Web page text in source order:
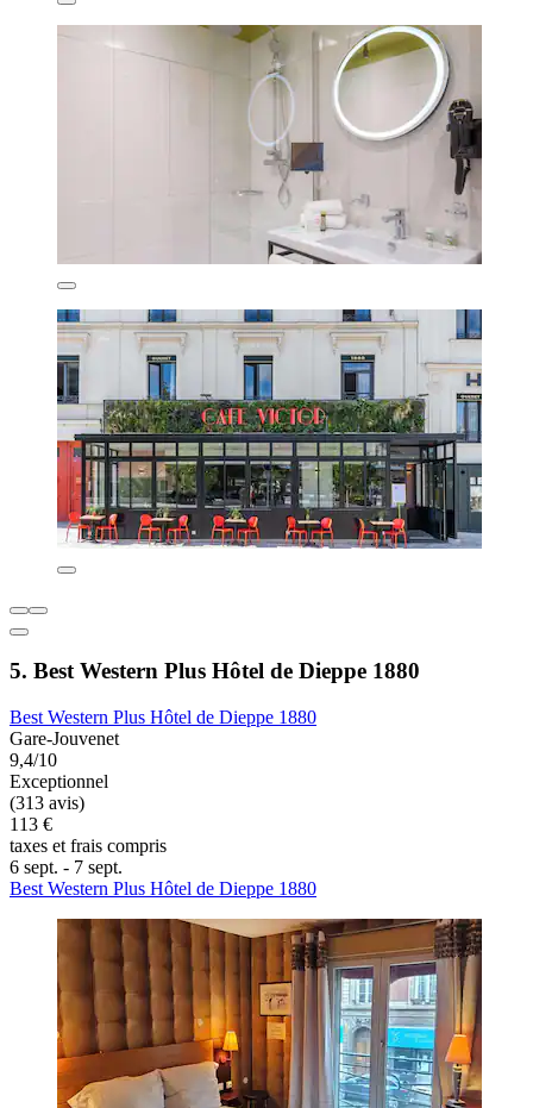
5. Best Western Plus Hôtel de Dieppe 1880
Best Western Plus Hôtel de Dieppe 1880
Gare-Jouvenet
9,4/10
Exceptionnel
(313 avis)
113 €
taxes et frais compris
6 sept. - 7 sept.
Best Western Plus Hôtel de Dieppe 1880